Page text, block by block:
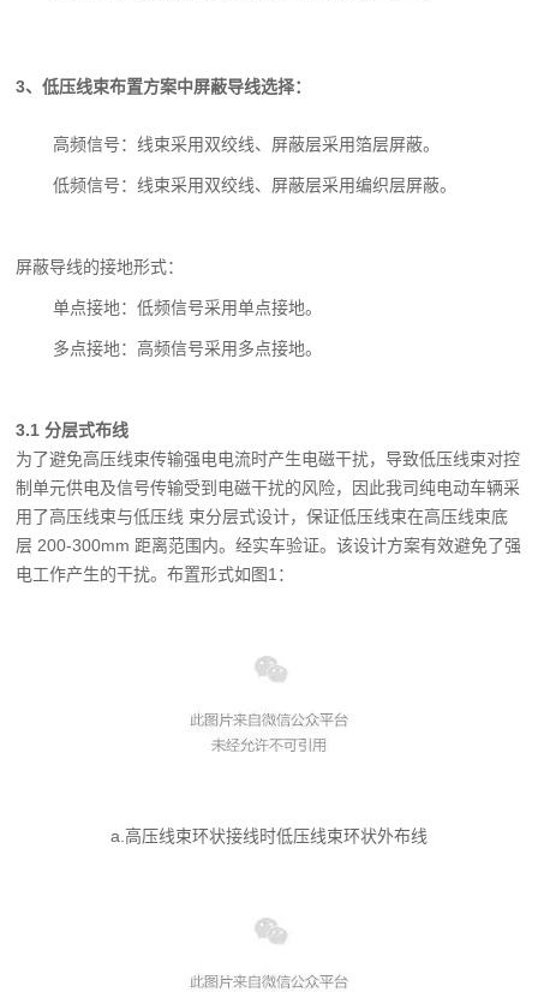
3、低压线束布置方案中屏蔽导线选择：
高频信号：线束采用双绞线、屏蔽层采用箔层屏蔽。
低频信号：线束采用双绞线、屏蔽层采用编织层屏蔽。
屏蔽导线的接地形式：
单点接地：低频信号采用单点接地。
多点接地：高频信号采用多点接地。
3.1 分层式布线
为了避免高压线束传输强电电流时产生电磁干扰，导致低压线束对控
制单元供电及信号传输受到电磁干扰的风险，因此我司纯电动车辆采
用了高压线束与低压线 束分层式设计，保证低压线束在高压线束底
层 200-300mm 距离范围内。经实车验证。该设计方案有效避免了强
电工作产生的干扰。布置形式如图1：
a.高压线束环状接线时低压线束环状外布线